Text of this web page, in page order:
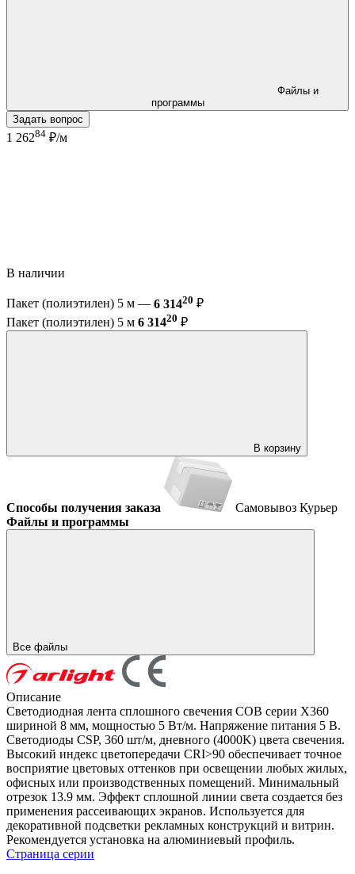
программы
Задать вопрос
1 26284 ₽/м
В наличии
Пакет (полиэтилен) 5 м — 6 31420 ₽
Пакет (полиэтилен) 5 м 6 31420 ₽
В корзину
Способы получения заказа Самовывоз Курьер
Файлы и программы
Все файлы
Описание
Светодиодная лента сплошного свечения COB серии X360
шириной 8 мм, мощностью 5 Вт/м. Напряжение питания 5 В.
Светодиоды CSP, 360 шт/м, дневного (4000K) цвета свечения.
Высокий индекс цветопередачи CRI>90 обеспечивает точное
восприятие цветовых оттенков при освещении любых жилых,
офисных или производственных помещений. Минимальный
отрезок 13.9 мм. Эффект сплошной линии света создается без
применения рассеивающих экранов. Используется для
декоративной подсветки рекламных конструкций и витрин.
Рекомендуется установка на алюминиевый профиль.
Страница серии